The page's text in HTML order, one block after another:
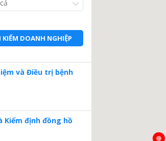
KIẾM DOANH NGHIỆP
và Điều trị bệnh
Kiểm định đồng hồ